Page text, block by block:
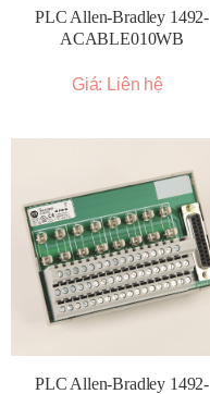
PLC Allen-Bradley 1492-
ACABLE010WB
Giá: Liên hệ
PLC Allen-Bradley 1492-